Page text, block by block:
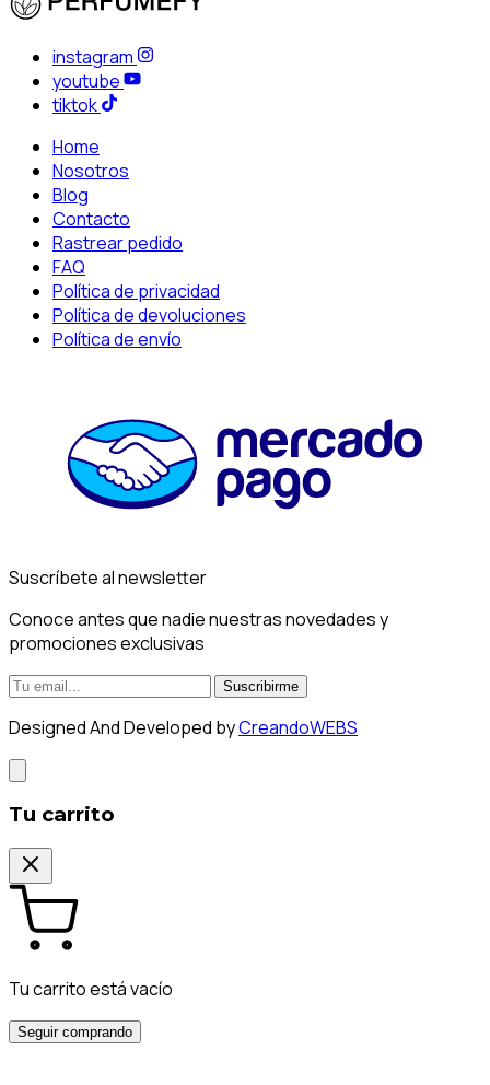
instagram
youtube
tiktok
Home
Nosotros
Blog
Contacto
Rastrear pedido
FAQ
Política de privacidad
Política de devoluciones
Política de envío
Suscríbete al newsletter
Conoce antes que nadie nuestras novedades y
promociones exclusivas
Suscribirme
Designed And Developed byCreandoWEBS
Tu carrito
Tu carrito está vacío
Seguir comprando